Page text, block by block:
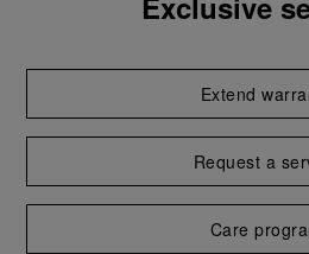
Extend
Request a
Care